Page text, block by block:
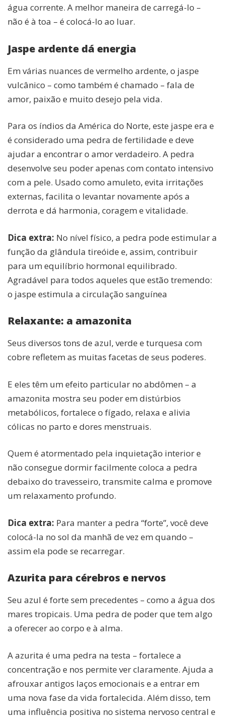
água corrente. A melhor maneira de carregá-lo –
não é à toa – é colocá-lo ao luar.
Jaspe ardente dá energia
Em várias nuances de vermelho ardente, o jaspe
vulcânico – como também é chamado – fala de
amor, paixão e muito desejo pela vida.
Para os índios da América do Norte, este jaspe era e
é considerado uma pedra de fertilidade e deve
ajudar a encontrar o amor verdadeiro. A pedra
desenvolve seu poder apenas com contato intensivo
com a pele. Usado como amuleto, evita irritações
externas, facilita o levantar novamente após a
derrota e dá harmonia, coragem e vitalidade.
Dica extra: No nível físico, a pedra pode estimular a
função da glândula tireóide e, assim, contribuir
para um equilíbrio hormonal equilibrado.
Agradável para todos aqueles que estão tremendo:
o jaspe estimula a circulação sanguínea
Relaxante: a amazonita
Seus diversos tons de azul, verde e turquesa com
cobre refletem as muitas facetas de seus poderes.
E eles têm um efeito particular no abdômen – a
amazonita mostra seu poder em distúrbios
metabólicos, fortalece o fígado, relaxa e alivia
cólicas no parto e dores menstruais.
Quem é atormentado pela inquietação interior e
não consegue dormir facilmente coloca a pedra
debaixo do travesseiro, transmite calma e promove
um relaxamento profundo.
Dica extra: Para manter a pedra “forte”, você deve
colocá-la no sol da manhã de vez em quando –
assim ela pode se recarregar.
Azurita para cérebros e nervos
Seu azul é forte sem precedentes – como a água dos
mares tropicais. Uma pedra de poder que tem algo
a oferecer ao corpo e à alma.
A azurita é uma pedra na testa – fortalece a
concentração e nos permite ver claramente. Ajuda a
afrouxar antigos laços emocionais e a entrar em
uma nova fase da vida fortalecida. Além disso, tem
uma influência positiva no sistema nervoso central e